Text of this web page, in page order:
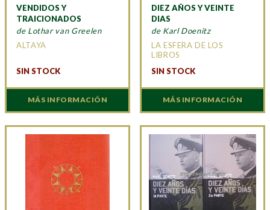
VENDIDOS Y
TRAICIONADOS
de Lothar van Greelen
ALTAYA
SIN STOCK
MÁS INFORMACIÓN
DIEZ AÑOS Y VEINTE
DIAS
de Karl Doenitz
LA ESFERA DE LOS
LIBROS
SIN STOCK
MÁS INFORMACIÓN